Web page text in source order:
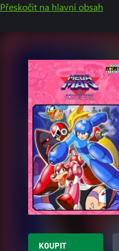
Přeskočit na hlavní obsah
KOUPIT